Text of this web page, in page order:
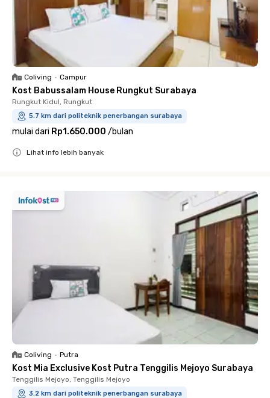
Coliving • Campur
Kost Babussalam House Rungkut Surabaya
Rungkut Kidul, Rungkut
5.7 km dari politeknik penerbangan surabaya
mulai dari Rp1.650.000 /bulan
Lihat info lebih banyak
Coliving • Putra
Kost Mia Exclusive Kost Putra Tenggilis Mejoyo Surabaya
Tenggilis Mejoyo, Tenggilis Mejoyo
3.2 km dari politeknik penerbangan surabaya